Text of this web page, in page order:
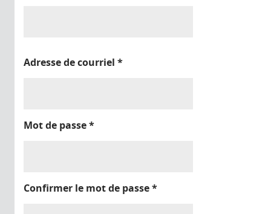
Adresse de courriel *
Mot de passe*
Confirmer le mot de passe*